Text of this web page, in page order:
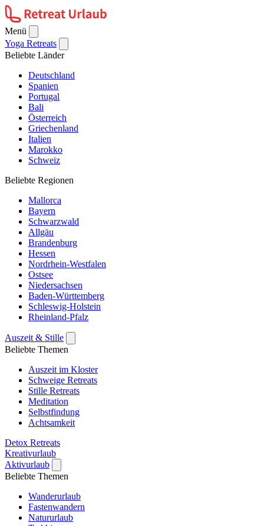
Menü
Yoga Retreats
Beliebte Länder
Deutschland
Spanien
Portugal
Bali
Österreich
Griechenland
Italien
Marokko
Schweiz
Beliebte Regionen
Mallorca
Bayern
Schwarzwald
Allgäu
Brandenburg
Hessen
Nordrhein-Westfalen
Ostsee
Niedersachsen
Baden-Württemberg
Schleswig-Holstein
Rheinland-Pfalz
Auszeit & Stille
Beliebte Themen
Auszeit im Kloster
Schweige Retreats
Stille Retreats
Meditation
Selbstfindung
Achtsamkeit
Detox Retreats
Kreativurlaub
Aktivurlaub
Beliebte Themen
Wanderurlaub
Fastenwandern
Natururlaub